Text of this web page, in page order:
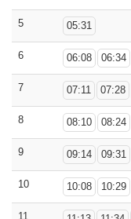
5 05:31
6 06:08 06:34
7 07:11 07:28
8 08:10 08:24
9 09:14 09:31
10 10:08 10:29
11